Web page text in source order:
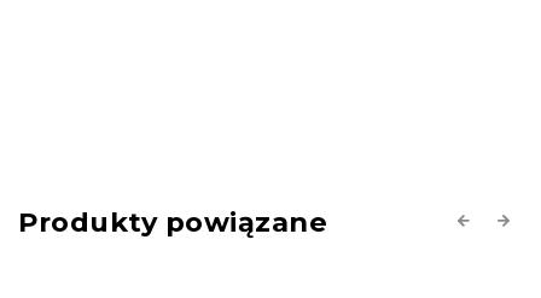
Produkty powiązane Previous
Next